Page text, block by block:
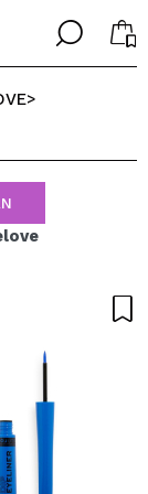
╳
Konto
╳
>